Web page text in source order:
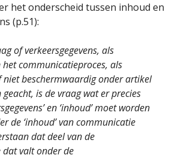
het onderscheid tussen inhoud en
(p.51):
of verkeersgegevens, als
communicatieproces, als
niet beschermwaardig onder artikel
geacht, is de vraag wat er precies
en ‘inhoud’ moet worden
de ‘inhoud’ van communicatie
dat deel van de
valt onder de